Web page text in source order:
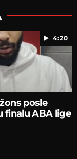
4:20
posle
finalu ABA lige